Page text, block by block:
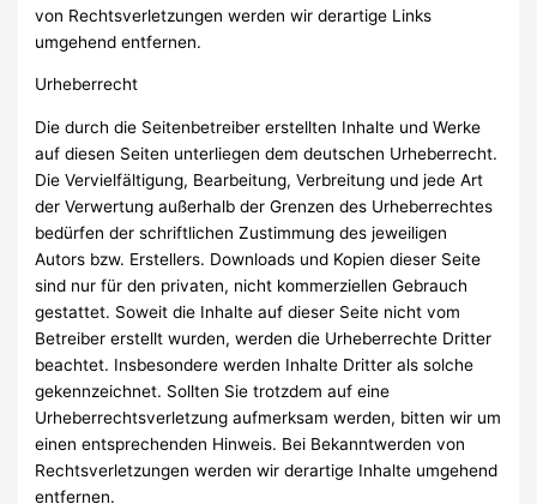
von Rechtsverletzungen werden wir derartige Links
umgehend entfernen.
Urheberrecht
Die durch die Seitenbetreiber erstellten Inhalte und Werke
auf diesen Seiten unterliegen dem deutschen Urheberrecht.
Die Vervielfältigung, Bearbeitung, Verbreitung und jede Art
der Verwertung außerhalb der Grenzen des Urheberrechtes
bedürfen der schriftlichen Zustimmung des jeweiligen
Autors bzw. Erstellers. Downloads und Kopien dieser Seite
sind nur für den privaten, nicht kommerziellen Gebrauch
gestattet. Soweit die Inhalte auf dieser Seite nicht vom
Betreiber erstellt wurden, werden die Urheberrechte Dritter
beachtet. Insbesondere werden Inhalte Dritter als solche
gekennzeichnet. Sollten Sie trotzdem auf eine
Urheberrechtsverletzung aufmerksam werden, bitten wir um
einen entsprechenden Hinweis. Bei Bekanntwerden von
Rechtsverletzungen werden wir derartige Inhalte umgehend
entfernen.